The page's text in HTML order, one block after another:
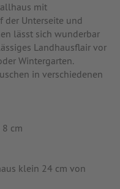
mit
der Unterseite und
lässt sich wunderbar
Landhausflair vor
Wintergarten.
in verschiedenen
cm
klein 24 cm von